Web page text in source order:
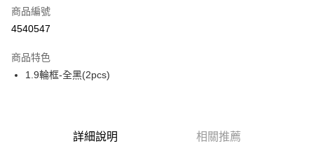
LINE Pay
街口支付
商品編號
4540547
商品特色
1.9輪框-全黑(2pcs)
詳細說明 相關推薦